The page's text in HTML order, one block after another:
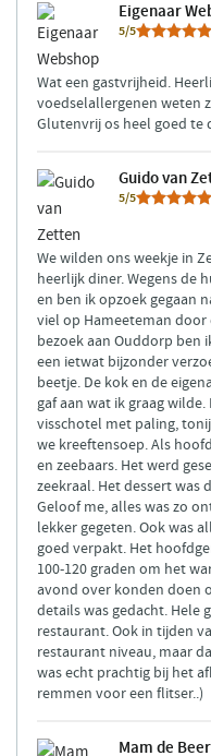
5/5
Wat een gastvrijheid.
voedselallergenen weten
Glutenvrij os heel goed te
5/5
We wilden ons weekje in
heerlijk diner. Wegens de
en ben ik opzoek gegaan
viel op Hameeteman door
bezoek aan Ouddorp ben
een ietwat bijzonder
beetje. De kok en de
gaf aan wat ik graag
visschotel met paling,
we kreeftensoep. Als
en zeebaars. Het werd
zeekraal. Het dessert
Geloof me, alles was zo
lekker gegeten. Ook was
goed verpakt. Het
100-120 graden om het
avond over konden doen
details was gedacht.
restaurant. Ook in tijden
restaurant niveau, maar
was echt prachtig bij het
remmen voor een flitser..)